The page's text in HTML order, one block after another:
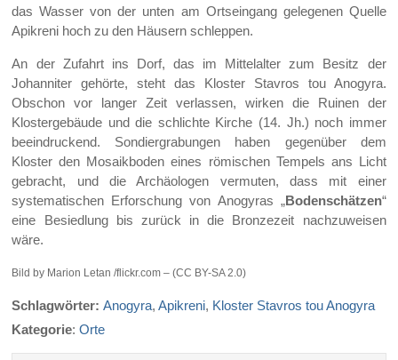
das Wasser von der unten am Ortseingang gelegenen Quelle
Apikreni hoch zu den Häusern schleppen.
An der Zufahrt ins Dorf, das im Mittelalter zum Besitz der
Johanniter gehörte, steht das Kloster Stavros tou Anogyra.
Obschon vor langer Zeit verlassen, wirken die Ruinen der
Klostergebäude und die schlichte Kirche (14. Jh.) noch immer
beeindruckend. Sondiergrabungen haben gegenüber dem
Kloster den Mosaikboden eines römischen Tempels ans Licht
gebracht, und die Archäologen vermuten, dass mit einer
systematischen Erforschung von Anogyras „Bodenschätzen“
eine Besiedlung bis zurück in die Bronzezeit nachzuweisen
wäre.
Bild by Marion Letan /flickr.com – (CC BY-SA 2.0)
Schlagwörter:Anogyra,Apikreni, Kloster Stavros tou Anogyra
Kategorie:Orte